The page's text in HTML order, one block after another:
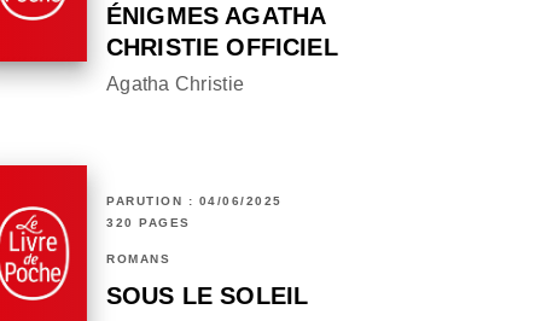
ÉNIGMES AGATHA
CHRISTIE OFFICIEL
Agatha Christie
PARUTION : 04/06/2025
320 PAGES
ROMANS
SOUS LE SOLEIL